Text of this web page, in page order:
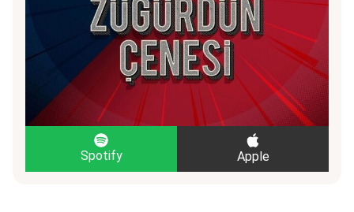
Spotify Apple